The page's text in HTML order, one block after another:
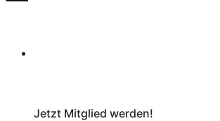
Jetzt Mitglied werden!